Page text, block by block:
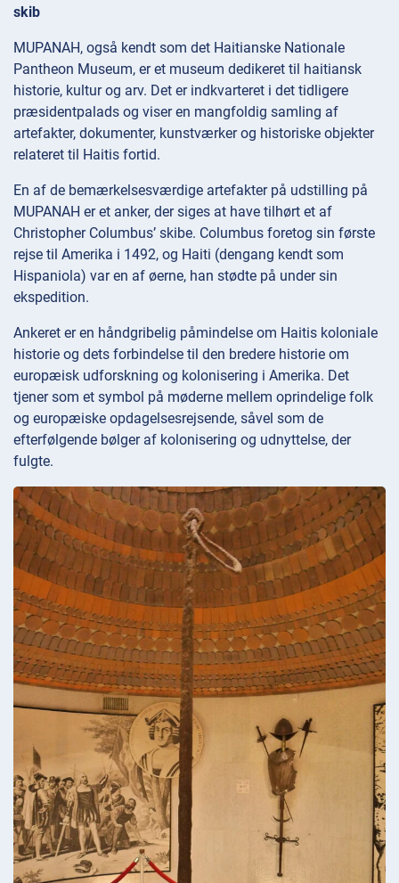
skib
MUPANAH, også kendt som det Haitianske Nationale
Pantheon Museum, er et museum dedikeret til haitiansk
historie, kultur og arv. Det er indkvarteret i det tidligere
præsidentpalads og viser en mangfoldig samling af
artefakter, dokumenter, kunstværker og historiske objekter
relateret til Haitis fortid.
En af de bemærkelsesværdige artefakter på udstilling på
MUPANAH er et anker, der siges at have tilhørt et af
Christopher Columbus’ skibe. Columbus foretog sin første
rejse til Amerika i 1492, og Haiti (dengang kendt som
Hispaniola) var en af øerne, han stødte på under sin
ekspedition.
Ankeret er en håndgribelig påmindelse om Haitis koloniale
historie og dets forbindelse til den bredere historie om
europæisk udforskning og kolonisering i Amerika. Det
tjener som et symbol på møderne mellem oprindelige folk
og europæiske opdagelsesrejsende, såvel som de
efterfølgende bølger af kolonisering og udnyttelse, der
fulgte.